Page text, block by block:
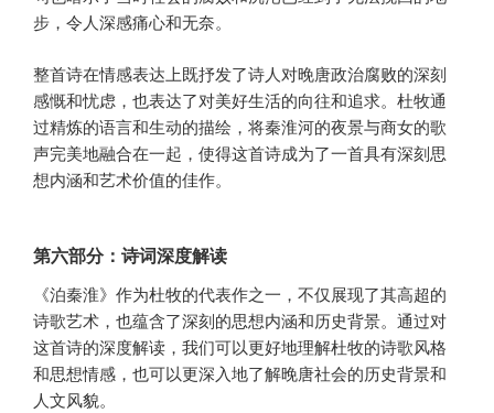
步，令人深感痛心和无奈。
整首诗在情感表达上既抒发了诗人对晚唐政治腐败的深刻
感慨和忧虑，也表达了对美好生活的向往和追求。杜牧通
过精炼的语言和生动的描绘，将秦淮河的夜景与商女的歌
声完美地融合在一起，使得这首诗成为了一首具有深刻思
想内涵和艺术价值的佳作。
第六部分：诗词深度解读
《泊秦淮》作为杜牧的代表作之一，不仅展现了其高超的
诗歌艺术，也蕴含了深刻的思想内涵和历史背景。通过对
这首诗的深度解读，我们可以更好地理解杜牧的诗歌风格
和思想情感，也可以更深入地了解晚唐社会的历史背景和
人文风貌。